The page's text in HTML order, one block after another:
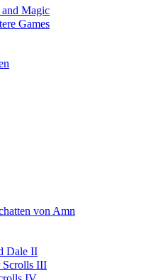
Magic
Games
von Amn
Dale II
III